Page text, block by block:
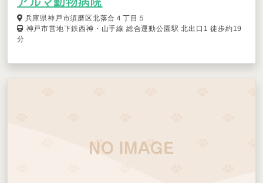
兵庫県神戸市須磨区北落合４丁目５
神戸市営地下鉄西神・山手線 総合運動公園駅 北出口1 徒歩約19
分